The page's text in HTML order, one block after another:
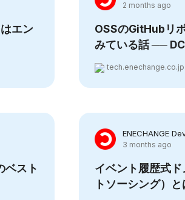
エン
2 months ago
OSSのGitHubリ
みている話 ──
tech.enechange.co.jp
ベスト
ENECHANGE
3 months ago
イベント履歴式
トソーシング）